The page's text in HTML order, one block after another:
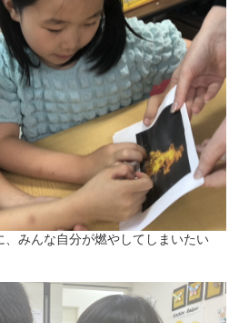
みんな自分が燃やしてしまいたい